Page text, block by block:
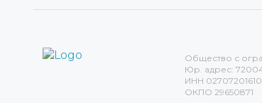
Общество с
Юр. адрес:
ИНН
ОКПО 29650871